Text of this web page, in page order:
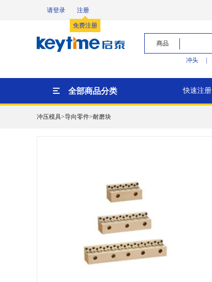
请登录 注册
免费注册
商品
冲头
全部商品分类 快速注册
冲压模具>导向零件>耐磨块